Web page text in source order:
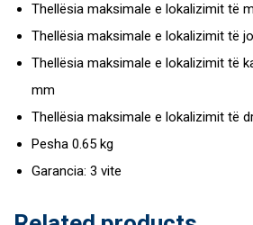
Thellësia maksimale e lokalizimit të
Thellësia maksimale e lokalizimit të
Thellësia maksimale e lokalizimit të
mm
Thellësia maksimale e lokalizimit të
Pesha 0.65 kg
Garancia: 3 vite